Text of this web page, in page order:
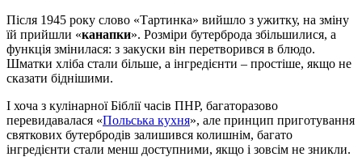
Після 1945 року слово «Тартинка» вийшло з ужитку, на зміну
їй прийшли «канапки». Розміри бутерброда збільшилися, а
функція змінилася: з закуски він перетворився в блюдо.
Шматки хліба стали більше, а інгредієнти – простіше, якщо не
сказати біднішими.
І хоча з кулінарної Біблії часів ПНР, багаторазово
перевидавалася «Польська кухня», але принцип приготування
святкових бутербродів залишився колишнім, багато
інгредієнти стали менш доступними, якщо і зовсім не зникли.